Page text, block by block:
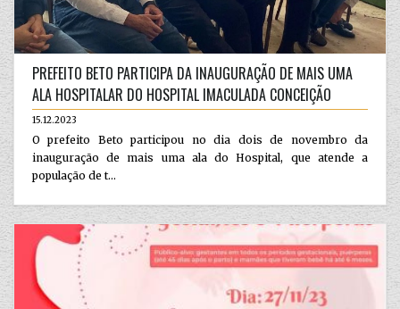
PREFEITO BETO PARTICIPA DA INAUGURAÇÃO DE MAIS UMA
ALA HOSPITALAR DO HOSPITAL IMACULADA CONCEIÇÃO
15.12.2023
O prefeito Beto participou no dia dois de novembro da
inauguração de mais uma ala do Hospital, que atende a
população de t...